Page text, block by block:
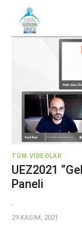
TÜM VIDEOLAR
UEZ2021
Paneli
.
29 KASIM, 2021